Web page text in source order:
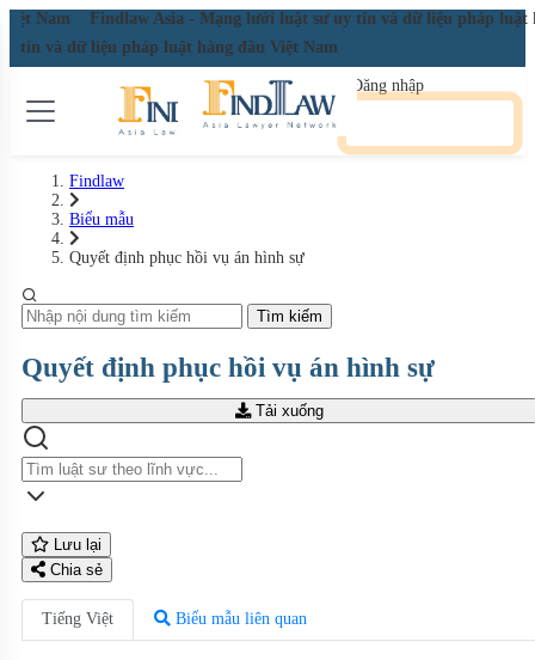
Nam
Findlaw Asia - Mạng lưới luật sư uy tín và dữ liệu pháp luật
tín và dữ liệu pháp luật hàng đầu Việt Nam
Đăng nhập
Findlaw
Biểu mẫu
Quyết định phục hồi vụ án hình sự
Tìm kiếm
Quyết định phục hồi vụ án hình sự
Tải xuống
Lưu lại
Chia sẻ
Tiếng Việt Biểu mẫu liên quan